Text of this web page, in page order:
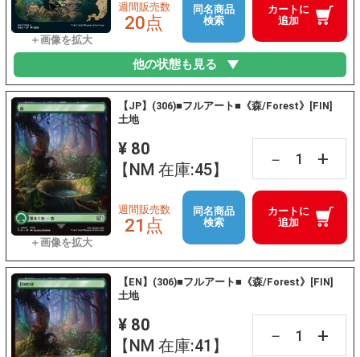
カートに
追加
週間販売数
20点
同名商品
検索
他の状態も見る
【JP】(306)■フルアート■《森/Forest》[FIN]
土地
¥ 80
【NM 在庫:45】
－ +
カートに
追加
週間販売数
21点
同名商品
検索
【EN】(306)■フルアート■《森/Forest》[FIN]
土地
¥ 80
【NM 在庫:41】
－ +